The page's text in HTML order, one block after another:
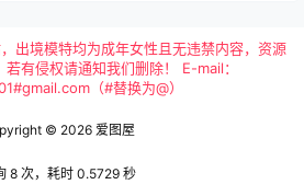
出境模特均为成年女性且无违禁内容，资源
有侵权请通知我们删除！ E-mail：
（#替换为@）
© 2026 爱图屋
8 次，耗时 0.5729 秒